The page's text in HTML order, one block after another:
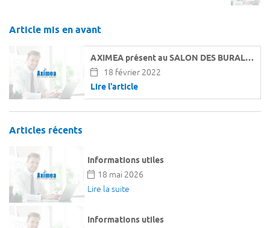
Article mis en avant
AXIMEA présent au SALON DES BURALISTES.
18 février 2022
Lire l'article
Articles récents
Informations utiles
18 mai 2026
Lire la suite
Informations utiles